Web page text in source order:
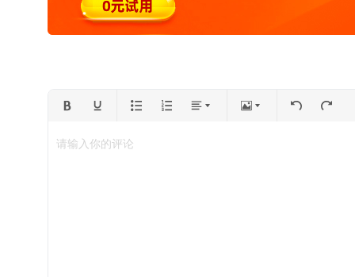
请输入你的评论